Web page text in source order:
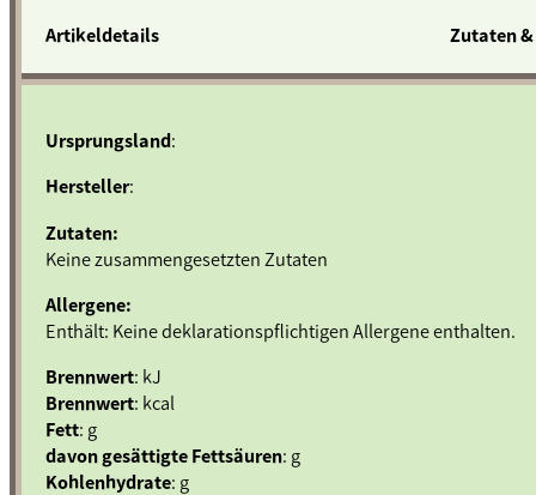
Artikeldetails Zutaten
Ursprungsland:
Hersteller:
Zutaten:
Keine zusammengesetzten Zutaten
Allergene:
Enthält: Keine deklarationspflichtigen Allergene enthalten.
Brennwert: kJ
Brennwert: kcal
Fett: g
davon gesättigte Fettsäuren: g
Kohlenhydrate: g